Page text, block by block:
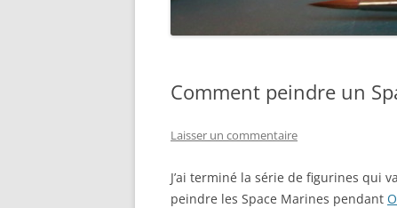
Comment peindre un
Laisser un commentaire
J’ai terminé la série de figurines qui
peindre les Space Marines pendant